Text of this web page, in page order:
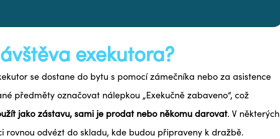
exekutora?
se dostane do bytu s pomocí zámečníka nebo za asistence
předměty označovat nálepkou „Exekučně zabaveno“, což
jako zástavu, sami je prodat nebo někomu darovat. V některých
rovnou odvézt do skladu, kde budou připraveny k dražbě.